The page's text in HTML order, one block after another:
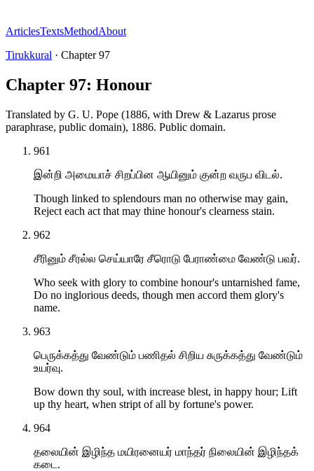
ArticlesTextsMethodAbout
Tirukkural · Chapter97
Chapter 97: Honour
Translated by G. U. Pope (1886, with Drew & Lazarus prose
paraphrase, public domain), 1886. Public domain.
961
இன்றி அமையாச் சிறப்பின ஆயினும் குன்ற வருப விடல்.
Though linked to splendours man no otherwise may gain,
Reject each act that may thine honour's clearness stain.
962
சீரினும் சீரல்ல செய்யாரே சீரொடு பேராண்மை வேண்டு பவர்.
Who seek with glory to combine honour's untarnished fame,
Do no inglorious deeds, though men accord them glory's
name.
963
பெருக்கத்து வேண்டும் பணிதல் சிறிய சுருக்கத்து வேண்டும்
உயர்வு.
Bow down thy soul, with increase blest, in happy hour; Lift
up thy heart, when stript of all by fortune's power.
964
தலையின் இழிந்த மயிரனையர் மாந்தர் நிலையின் இழிந்தக்
கடை.